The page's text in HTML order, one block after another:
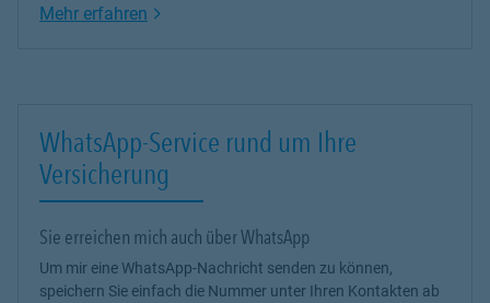
Mehr erfahren Link Opens in New Tab
WhatsApp-Service rund um Ihre
Versicherung
Sie erreichen mich auch über WhatsApp
Um mir eine WhatsApp-Nachricht senden zu können,
speichern Sie einfach die Nummer unter Ihren Kontakten ab